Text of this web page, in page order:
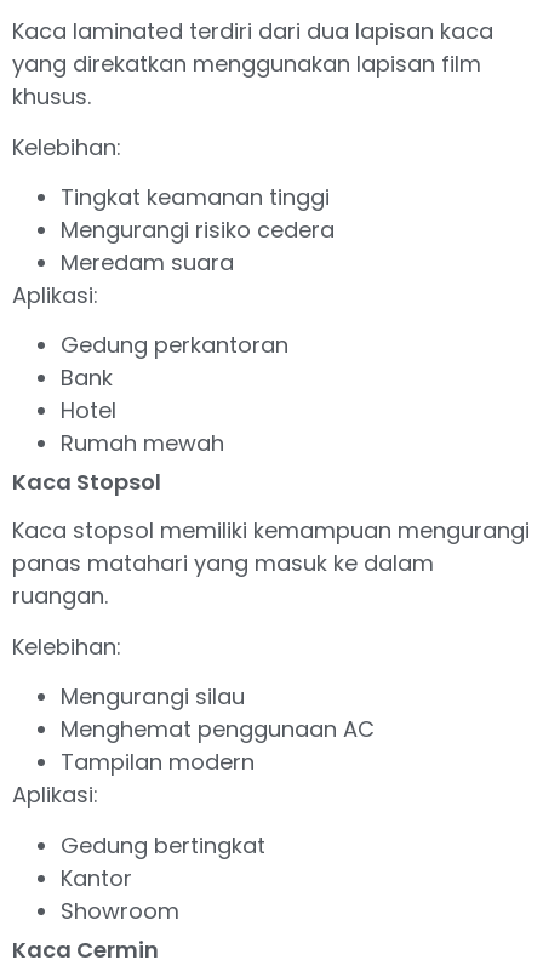
Kaca laminated terdiri dari dua lapisan kaca
yang direkatkan menggunakan lapisan film
khusus.
Kelebihan:
Tingkat keamanan tinggi
Mengurangi risiko cedera
Meredam suara
Aplikasi:
Gedung perkantoran
Bank
Hotel
Rumah mewah
Kaca Stopsol
Kaca stopsol memiliki kemampuan mengurangi
panas matahari yang masuk ke dalam
ruangan.
Kelebihan:
Mengurangi silau
Menghemat penggunaan AC
Tampilan modern
Aplikasi:
Gedung bertingkat
Kantor
Showroom
Kaca Cermin